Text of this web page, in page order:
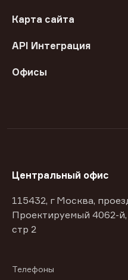
Карта сайта
API Интеграция
Офисы
Центральный офис
115432, г Москва,
Проектируемый 4062-
стр 2
Телефоны